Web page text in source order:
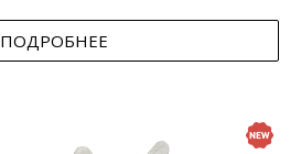
ПОДРОБНЕЕ